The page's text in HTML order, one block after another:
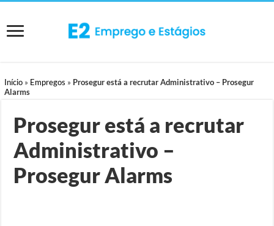
Início » Empregos » Prosegur está a recrutar Administrativo – Prosegur
Alarms
Prosegur está a recrutar
Administrativo –
Prosegur Alarms